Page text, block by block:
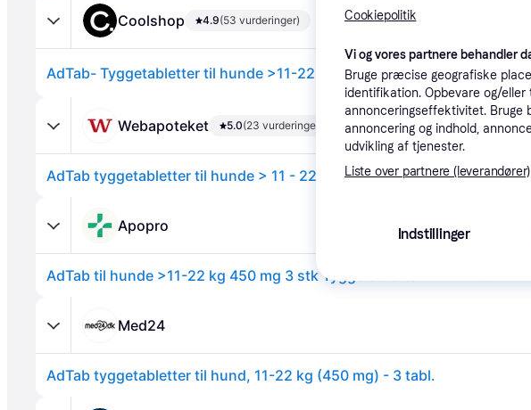
Coolshop 4.9(53 vurderinger)
AdTab- Tyggetabletter til hunde >11-22 kg 450 mg - Klar til levering - Prismatch
Webapoteket 5.0(23 vurderinger)
AdTab tyggetabletter til hunde > 11 - 22 kg- FRI FRAGT
Apopro
Med24
AdTab tyggetabletter til hund, 11-22 kg (450 mg) - 3 tabl.
Cookiepolitik
Vi og vores partnere behandler
Bruge præcise geografiske
identifikation. Opbevare og/eller
annonceringseffektivitet. Bruge
annoncering og indhold,
udvikling af tjenester.
Liste over partnere (leverandører)
Indstillinger